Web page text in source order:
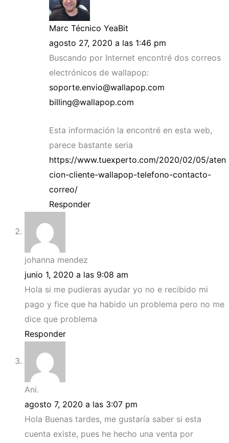
Marc Técnico YeaBit
agosto 27, 2020 a las 1:46 pm
Buscando por Internet encontré dos correos
electrónicos de wallapop:
soporte.envio@wallapop.com
billing@wallapop.com
Esta información la encontré en esta web,
parece bastante seria
https://www.tuexperto.com/2020/02/05/aten
cion-cliente-wallapop-telefono-contacto-
correo/
Responder
johanna mendez
junio 1, 2020 a las 9:08 am
Hola si me pudieras ayudar yo no e recibido mi
pago y fice que ha habido un problema pero no me
dice que problema
Responder
Ani.
agosto 7, 2020 a las 3:07 pm
Hola Buenas tardes, me gustaría saber si esta
cuenta existe, pues he hecho una venta por